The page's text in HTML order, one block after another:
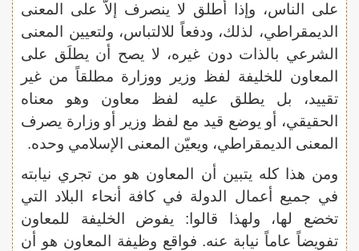
على الناس، وإذا أُطلق لا ينصرف إلاّ على المعنى
الديمقراطي، لذلك، ودفعاً للالتباس، ولتعيين المعنى
الشرعي بالذات دون غيره، لا يصح أن يطلَق على
المعاون للخليفة لفظ وزير ووزارة مطلقاً من غير
تقييد، بل يطلق عليه لفظ معاون وهو معناه
الحقيقي، أو يوضع قيد مع لفظ وزير أو وزارة يصرف
المعنى الديمقراطي، ويعيّن المعنى الإسلامي وحده.
ومن هذا كله يتبين أن المعاون هو من تجري نيابته
في جميع أعمال الدولة في كافة أنحاء البلاد التي
تخضع لها، ولهذا قالوا: يفوض الخليفة للمعاون
تفويضاً عاماً نيابة عنه. فواقع وظيفة المعاون هو أن